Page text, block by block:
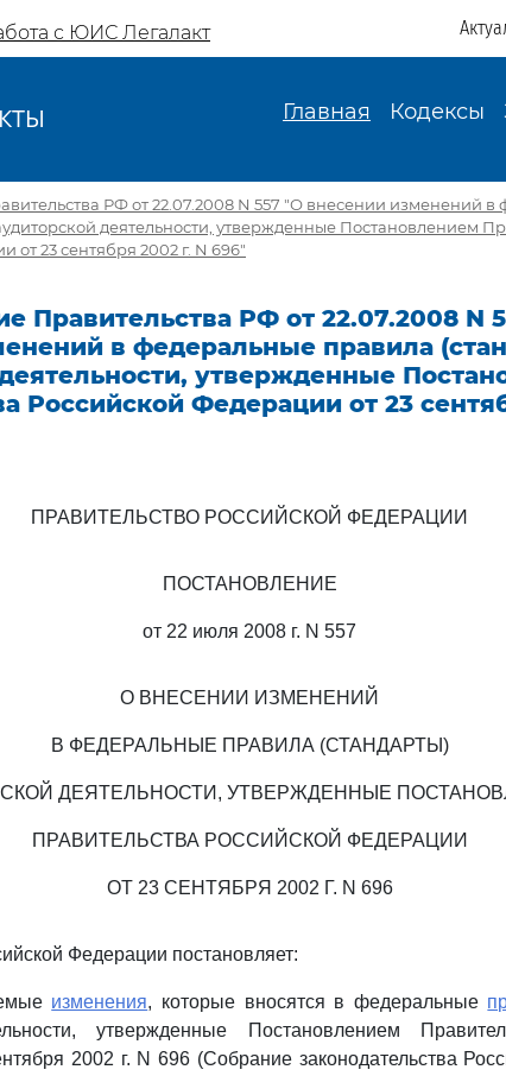
с ЮИС Легалакт
Главная Кодексы
РФ от 22.07.2008 N 557 "О внесении изменений в
деятельности, утвержденные Постановлением
от 23 сентября 2002 г. N 696"
Правительства РФ от 22.07.2008 N
в федеральные правила
утвержденные
Российской Федерации от 23
ПРАВИТЕЛЬСТВО РОССИЙСКОЙ ФЕДЕРАЦИИ
ПОСТАНОВЛЕНИЕ
от 22 июля 2008 г. N 557
О ВНЕСЕНИИ ИЗМЕНЕНИЙ
В ФЕДЕРАЛЬНЫЕ ПРАВИЛА (СТАНДАРТЫ)
ДЕЯТЕЛЬНОСТИ, УТВЕРЖДЕННЫЕ
ПРАВИТЕЛЬСТВА РОССИЙСКОЙ ФЕДЕРАЦИИ
ОТ 23 СЕНТЯБРЯ 2002 Г. N 696
Федерации постановляет:
изменения, которые вносятся в федеральные
утвержденные Постановлением
2002 г. N 696 (Собрание законодательства